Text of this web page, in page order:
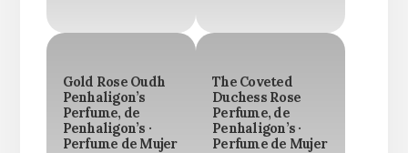
Gold Rose Oudh
Penhaligon’s
Perfume, de
Penhaligon’s ·
Perfume de Mujer
The Coveted
Duchess Rose
Perfume, de
Penhaligon’s ·
Perfume de Mujer